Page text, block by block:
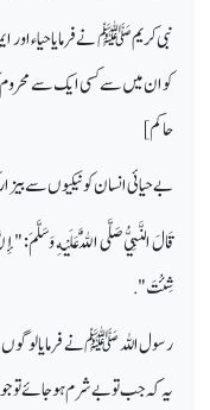
نبی کریم ﷺ نے فرمایا حیاء
کو ان میں سے کسی ایک سے محروم
حاكم]
بے حیائی انسان کو نیکیوں سے
قَالَ النَّبِيُّ صَلَّى اللَّهُ عَلَيْهِ وَسَلَّمَ :
شِئْتَ".
رسول اللہ ﷺ نے فرمایا لوگوں
یہ کہ جب تو بے شرم ہو جائے